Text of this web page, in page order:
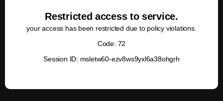
Restricted access to service.
your access has been restricted due to policy violations.
Code: 72
Session ID: msletw60-ezv8ws9yxl6a38ohgrh